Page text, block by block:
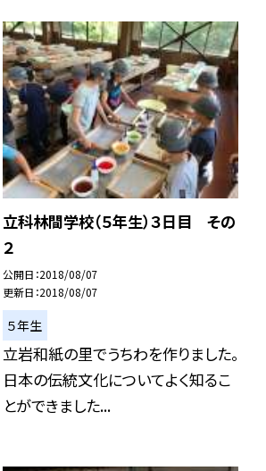
立科林間学校（５年生）３日目 その
２
公開日 2018/08/07
更新日 2018/08/07
５年生
立岩和紙の里でうちわを作りました。
日本の伝統文化についてよく知るこ
とができました...